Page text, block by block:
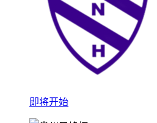
即将开始